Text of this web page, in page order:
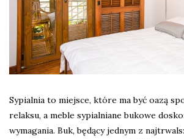
Sypialnia to miejsce, które ma być oazą
relaksu, a meble sypialniane bukowe
wymagania. Buk, będący jednym z